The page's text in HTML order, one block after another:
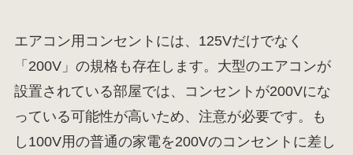
エアコン用コンセントには、125Vだけでなく
「200V」の規格も存在します。大型のエアコンが
設置されている部屋では、コンセントが200Vにな
っている可能性が高いため、注意が必要です。も
し100V用の普通の家電を200Vのコンセントに差し